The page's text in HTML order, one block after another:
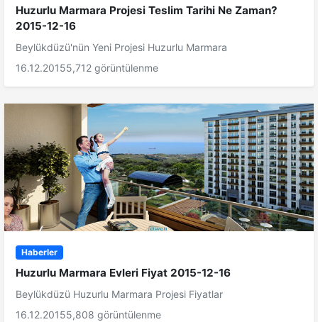
Huzurlu Marmara Projesi Teslim Tarihi Ne Zaman?
2015-12-16
Beylükdüzü'nün Yeni Projesi Huzurlu Marmara
16.12.20155,712 görüntülenme
Haberler
Huzurlu Marmara Evleri Fiyat 2015-12-16
Beylükdüzü Huzurlu Marmara Projesi Fiyatlar
16.12.20155,808 görüntülenme